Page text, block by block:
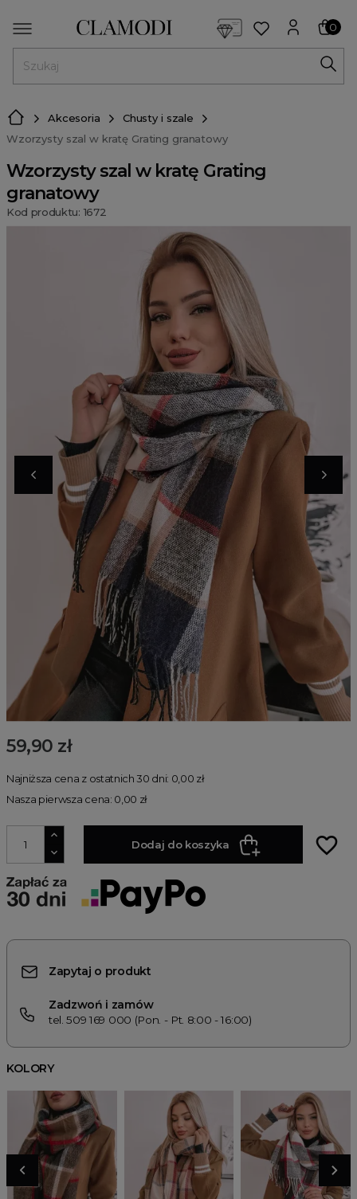
0
Akcesoria
Chusty i szale
Wzorzysty szal w kratę Grating granatowy
Wzorzysty szal w kratę Grating
granatowy
Kod produktu: 1672
59,90 zł
Najniższa cena z ostatnich 30 dni: 0,00 zł
Nasza pierwsza cena: 0,00 zł
Dodaj do koszyka favorite_border
Zapytaj o produkt
Zadzwoń i zamów
tel. 509 169 000 (Pon. - Pt. 8:00 - 16:00)
KOLORY